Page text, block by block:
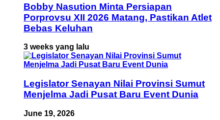
Bobby Nasution Minta Persiapan
Porprovsu XII 2026 Matang, Pastikan Atlet
Bebas Keluhan
3 weeks yang lalu
Legislator Senayan Nilai Provinsi Sumut
Menjelma Jadi Pusat Baru Event Dunia
June 19, 2026